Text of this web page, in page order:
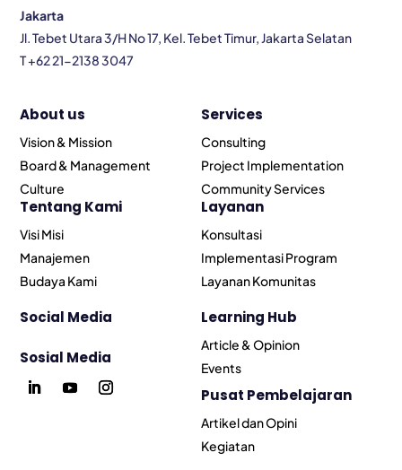
Jakarta
Jl. Tebet Utara 3/H No 17, Kel. Tebet Timur, Jakarta Selatan
T +62 21-2138 3047
About us
Vision & Mission
Board & Management
Culture
Tentang Kami
Visi Misi
Manajemen
Budaya Kami
Social Media
Sosial Media
Services
Consulting
Project Implementation
Community Services
Layanan
Konsultasi
Implementasi Program
Layanan Komunitas
Learning Hub
Article & Opinion
Events
Pusat Pembelajaran
Artikel dan Opini
Kegiatan